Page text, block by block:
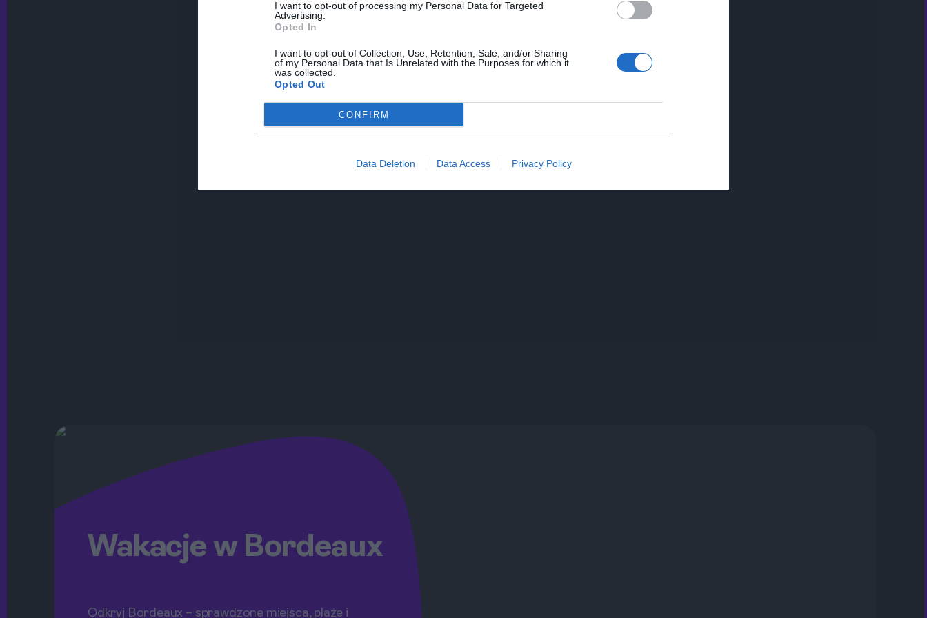
I want to opt-out of processing my Personal Data for Targeted
Advertising.
Opted In
I want to opt-out of Collection, Use, Retention, Sale, and/or Sharing
of my Personal Data that Is Unrelated with the Purposes for which it
was collected.
Opted Out
CONFIRM
Data Deletion Data Access Privacy Policy
Wakacje w Bordeaux
Odkryj Bordeaux – sprawdzone miejsca, plaże i